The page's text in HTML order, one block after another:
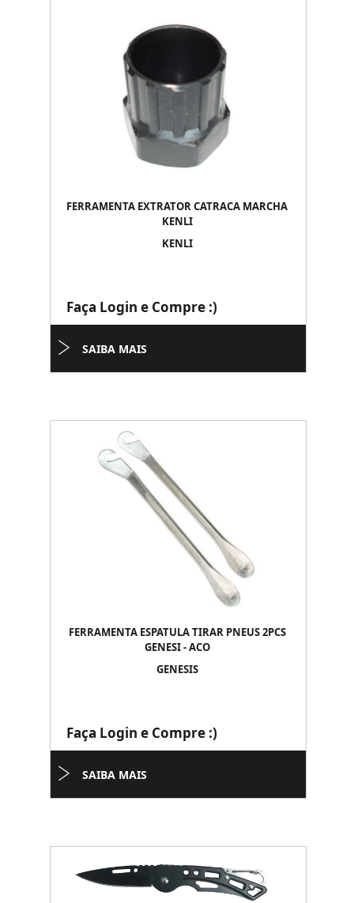
FERRAMENTA EXTRATOR CATRACA MARCHA
KENLI
KENLI
Faça Login e Compre :)
SAIBA MAIS
FERRAMENTA ESPATULA TIRAR PNEUS 2PCS
GENESI - ACO
GENESIS
Faça Login e Compre :)
SAIBA MAIS